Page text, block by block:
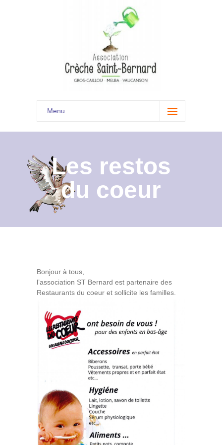
Menu
Accueil
Présentation
Documents
Les menus à venir
Recrutement
Les restos
du coeur
Bonjour à tous,
l’association ST Bernard est partenaire des
Restaurants du coeur et sollicite les familles.